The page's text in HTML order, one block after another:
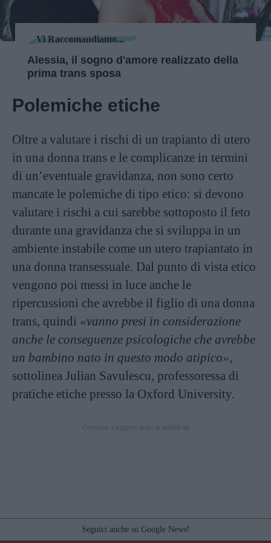
Vi Raccomandiamo...
Alessia, il sogno d'amore realizzato della
prima trans sposa
Polemiche etiche
Oltre a valutare i rischi di un trapianto di utero
in una donna trans e le complicanze in termini
di un’eventuale gravidanza, non sono certo
mancate le polemiche di tipo etico: si devono
valutare i rischi a cui sarebbe sottoposto il feto
durante una gravidanza che si sviluppa in un
ambiente instabile come un utero trapiantato in
una donna transessuale. Dal punto di vista etico
vengono poi messi in luce anche le
ripercussioni che avrebbe il figlio di una donna
trans, quindi «vanno presi in considerazione
anche le conseguenze psicologiche che avrebbe
un bambino nato in questo modo atipico»,
sottolinea Julian Savulescu, professoressa di
pratiche etiche presso la Oxford University.
Seguici anche su Google News!